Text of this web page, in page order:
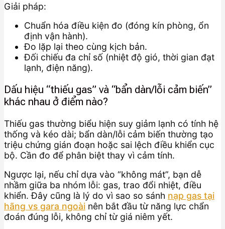
Giải pháp:
Chuẩn hóa điều kiện đo (đóng kín phòng, ổn
định vận hành).
Đo lặp lại theo cùng kịch bản.
Đối chiếu đa chỉ số (nhiệt độ gió, thời gian đạt
lạnh, điện năng).
Dấu hiệu “thiếu gas” và “bẩn dàn/lỗi cảm biến”
khác nhau ở điểm nào?
Thiếu gas thường biểu hiện suy giảm lạnh có tính hệ
thống và kéo dài; bẩn dàn/lỗi cảm biến thường tạo
triệu chứng gián đoạn hoặc sai lệch điều khiển cục
bộ. Cần đo để phân biệt thay vì cảm tính.
Ngược lại, nếu chỉ dựa vào “không mát”, bạn dễ
nhầm giữa ba nhóm lỗi: gas, trao đổi nhiệt, điều
khiển. Đây cũng là lý do vì sao so sánh nạp gas tại
hãng vs gara ngoài nên bắt đầu từ năng lực chẩn
đoán đúng lỗi, không chỉ từ giá niêm yết.